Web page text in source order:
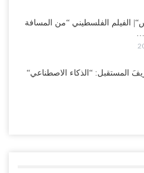
الفيلم الفلسطيني “من المسافة
المستقبل: “الذكاء الاصطناعي“